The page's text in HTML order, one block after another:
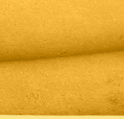
الصفحه الرئيسية